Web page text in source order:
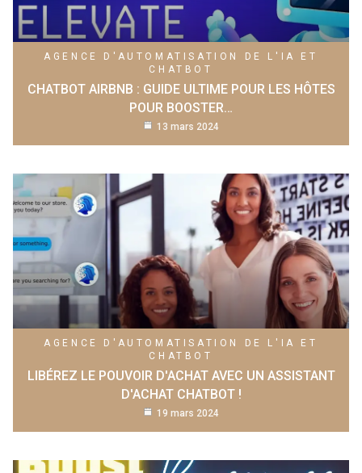
AGENCE D'AUTOMATISATION DE L'IA ET
CHATBOT
CHATBOT AIRBNB : GUIDE ULTIME POUR LES HÔTES
POUR BOOSTER…
13 mars 2024
AGENCE D'AUTOMATISATION DE L'IA ET
CHATBOT
LIBÉREZ LE POUVOIR D'ACHAT AVEC UN ASSISTANT
D'ACHAT CHATBOT !
19 mars 2024